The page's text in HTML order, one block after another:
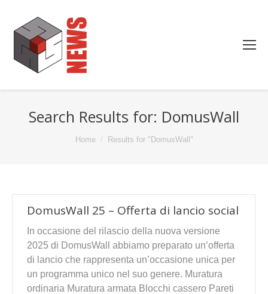
Search Results for: DomusWall
Home Results for "DomusWall"
DomusWall 25 – Offerta di lancio social
In occasione del rilascio della nuova versione
2025 di DomusWall abbiamo preparato un’offerta
di lancio che rappresenta un’occasione unica per
un programma unico nel suo genere. Muratura
ordinaria Muratura armata Blocchi cassero Pareti